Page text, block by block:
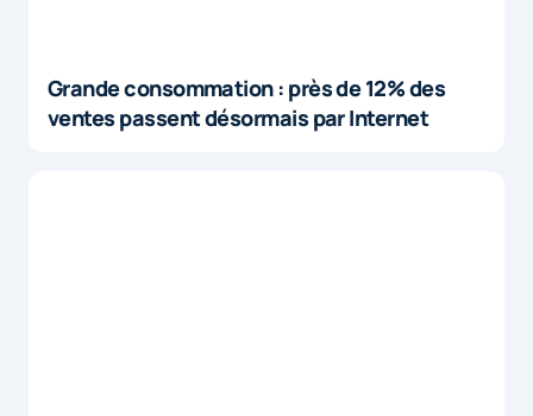
Grande consommation : près de 12% des
ventes passent désormais par Internet